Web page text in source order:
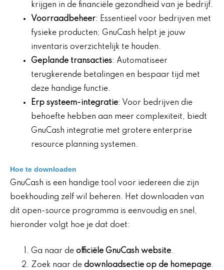
krijgen in de financiële gezondheid van je bedrijf.
Voorraadbeheer: Essentieel voor bedrijven met
fysieke producten; GnuCash helpt je jouw
inventaris overzichtelijk te houden.
Geplande transacties: Automatiseer
terugkerende betalingen en bespaar tijd met
deze handige functie.
Erp systeem-integratie: Voor bedrijven die
behoefte hebben aan meer complexiteit, biedt
GnuCash integratie met grotere enterprise
resource planning systemen.
Hoe te downloaden
GnuCash is een handige tool voor iedereen die zijn
boekhouding zelf wil beheren. Het downloaden van
dit open-source programma is eenvoudig en snel,
hieronder volgt hoe je dat doet:
Ga naar de officiële GnuCash website.
Zoek naar de downloadsectie op de homepage.